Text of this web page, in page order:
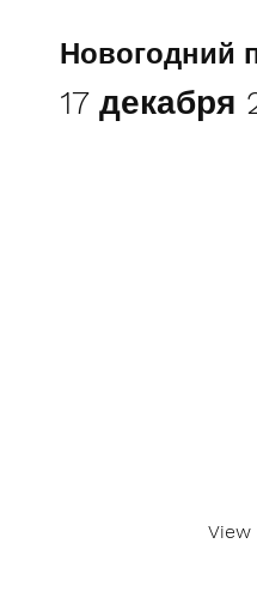
Новогодний
17 декабря
View